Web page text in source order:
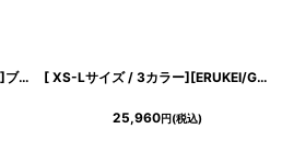
[ XS-Lサイズ / 1カラー][ERUKEI]ブラック×ホワイト・スカーフ風・切替・ヘムデザイン・ハイネック・ノースリーブ・Aライン・ミディアムドレス・ワンピース[黒木麗奈着用][送料無料] [ XS-Lサイズ / 3カラー][ERUKEI/GINZA COUTURE]シンプル・フラワーモチーフ・半袖・ベルト付き・Aライン・フレア・ミディアムドレス・ワンピース[送料無料]
25,960円(税込)